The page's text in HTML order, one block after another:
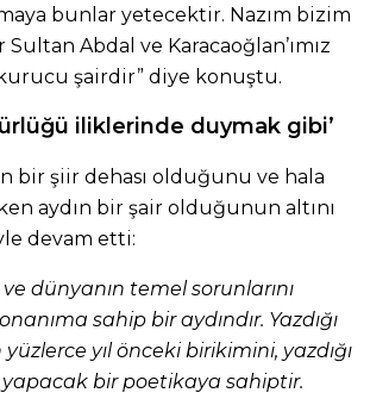
bunlar yetecektir. Nazım bizim
Abdal ve Karacaoğlan’ımız
şairdir” diye konuştu.
iliklerinde duymak gibi’
bir şiir dehası olduğunu ve hala
aydın bir şair olduğunun altını
devam etti:
ve dünyanın temel sorunlarını
sahip bir aydındır. Yazdığı
yıl önceki birikimini, yazdığı
yapacak bir poetikaya sahiptir.